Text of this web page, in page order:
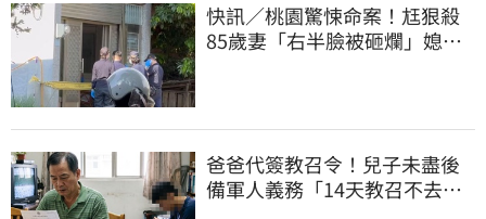
快訊／桃園驚悚命案！尪狠殺
85歲妻「右半臉被砸爛」媳報
爸爸代簽教召令！兒子未盡後
備軍人義務「14天教召不去」